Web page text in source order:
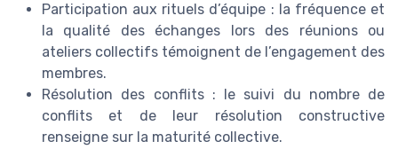
Participation aux rituels d’équipe : la fréquence et
la qualité des échanges lors des réunions ou
ateliers collectifs témoignent de l’engagement des
membres.
Résolution des conflits : le suivi du nombre de
conflits et de leur résolution constructive
renseigne sur la maturité collective.